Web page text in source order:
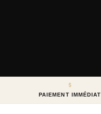
PAIEMENT IMMÉDIAT